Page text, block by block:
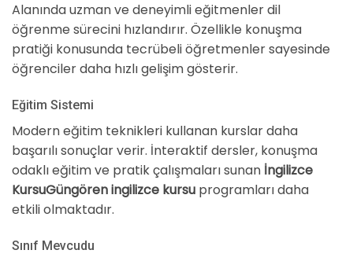
Alanında uzman ve deneyimli eğitmenler dil
öğrenme sürecini hızlandırır. Özellikle konuşma
pratiği konusunda tecrübeli öğretmenler sayesinde
öğrenciler daha hızlı gelişim gösterir.
Eğitim Sistemi
Modern eğitim teknikleri kullanan kurslar daha
başarılı sonuçlar verir. İnteraktif dersler, konuşma
odaklı eğitim ve pratik çalışmaları sunan İngilizce
KursuGüngören ingilizce kursu programları daha
etkili olmaktadır.
Sınıf Mevcudu